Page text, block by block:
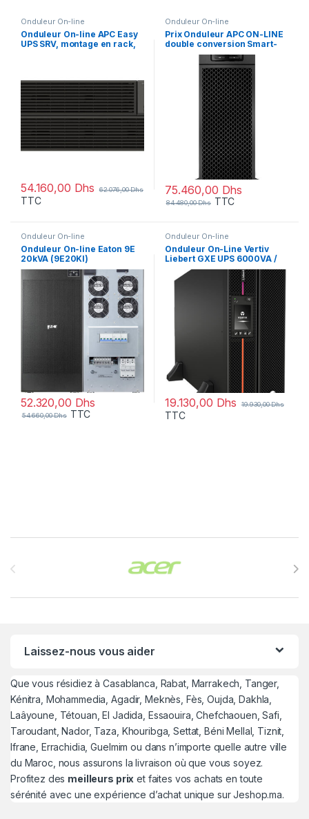
Onduleur On-line
Onduleur On-line APC Easy
UPS SRV, montage en rack,
54.160,00 Dhs 62.076,00Dhs
TTC
Onduleur On-line
Prix Onduleur APC ON-LINE
double conversion Smart-
UPS SRT 5 000VA 230V
(SRT5KRMXLI) – 84480.00 –
84480.00
75.460,00 Dhs
84.480,00Dhs TTC
Onduleur On-line
Onduleur On-line Eaton 9E
20kVA (9E20KI)
52.320,00 Dhs
54.660,00Dhs TTC
Onduleur On-line
Onduleur On-Line Vertiv
Liebert GXE UPS 6000VA /
6000W – 1 prise (GXE3-
6000IRT4UXL)
19.130,00 Dhs 19.930,00Dhs
TTC
Laissez-nous vous aider
Que vous résidiez à Casablanca, Rabat, Marrakech, Tanger,
Kénitra, Mohammedia, Agadir, Meknès, Fès, Oujda, Dakhla,
Laâyoune, Tétouan, El Jadida, Essaouira, Chefchaouen, Safi,
Taroudant, Nador, Taza, Khouribga, Settat, Béni Mellal, Tiznit,
Ifrane, Errachidia, Guelmim ou dans n’importe quelle autre ville
du Maroc, nous assurons la livraison où que vous soyez.
Profitez des meilleurs prix et faites vos achats en toute
sérénité avec une expérience d’achat unique sur Jeshop.ma.